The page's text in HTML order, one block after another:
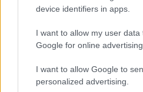
device identifiers in apps.
I want to allow my user data
Google for online
I want to allow Google to
personalized advertising.
Σέττα Ευβοίας
Παραμένω στην Εύβοια
να μην μπει στις
περίπου 740–850 μέτρων
Ξηροβουνίου, είναι ο πιο